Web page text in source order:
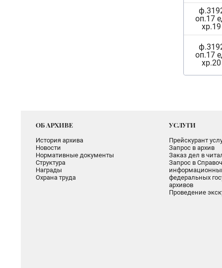
оп.17
хр.19
оп.17
хр.20
ОБ АРХИВЕ
История архива
Новости
Нормативные документы
Структура
Награды
Охрана труда
УСЛУГИ
Прейскурант
Запрос в архив
Заказ дел в
Запрос в
федеральных
архивов
Проведение